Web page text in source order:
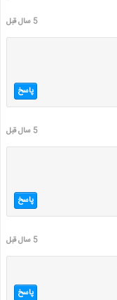
5 سال قبل
پاسخ
5 سال قبل
پاسخ
5 سال قبل
پاسخ